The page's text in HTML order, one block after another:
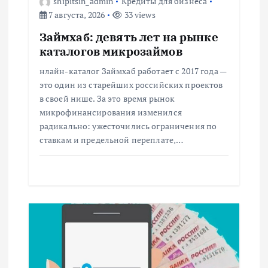
7 августа, 2026
33 views
Займхаб: девять лет на рынке
каталогов микрозаймов
нлайн-каталог Займхаб работает с 2017 года —
это один из старейших российских проектов
в своей нише. За это время рынок
микрофинансирования изменился
радикально: ужесточились ограничения по
ставкам и предельной переплате,…